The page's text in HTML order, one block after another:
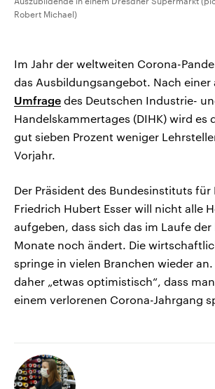
Robert Michael)
Im Jahr der weltweiten Corona-
das Ausbildungsangebot. Nach einer
Umfrage des Deutschen Industrie-
Handelskammertages (DIHK) wird es
gut sieben Prozent weniger
Vorjahr.
Der Präsident des Bundesinstituts
Friedrich Hubert Esser will nicht alle
aufgeben, dass sich das im Laufe
Monate noch ändert. Die
springe in vielen Branchen wieder an.
daher „etwas optimistisch“, dass
einem verlorenen Corona-Jahrgang